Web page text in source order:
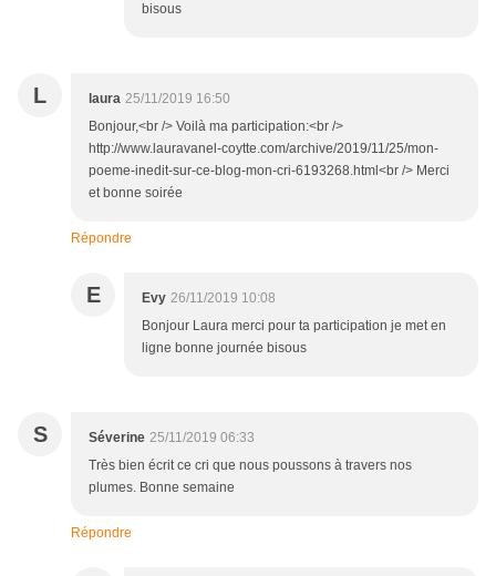
bisous
L laura 25/11/2019 16:50
Bonjour,<br /> Voilà ma participation:<br />
http://www.lauravanel-coytte.com/archive/2019/11/25/mon-
poeme-inedit-sur-ce-blog-mon-cri-6193268.html<br /> Merci
et bonne soirée
Répondre
E Evy 26/11/2019 10:08
Bonjour Laura merci pour ta participation je met en
ligne bonne journée bisous
S Séverine 25/11/2019 06:33
Très bien écrit ce cri que nous poussons à travers nos
plumes. Bonne semaine
Répondre